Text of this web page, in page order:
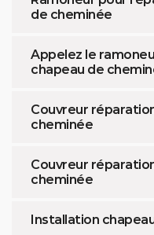
de cheminée
Appelez le
chapeau de
Couvreur
cheminée
Couvreur
cheminée
Installation